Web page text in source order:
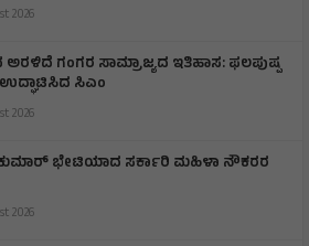
2026
ಗಂಗರ ಸಾಮ್ರಾಜ್ಯದ ಇತಿಹಾಸ: ಫಲಪುಷ್ಪ
ಸಿಎಂ
2026
ಭೇಟಿಯಾದ ಸರ್ಕಾರಿ ಮಹಿಳಾ ನೌಕರರ
2026